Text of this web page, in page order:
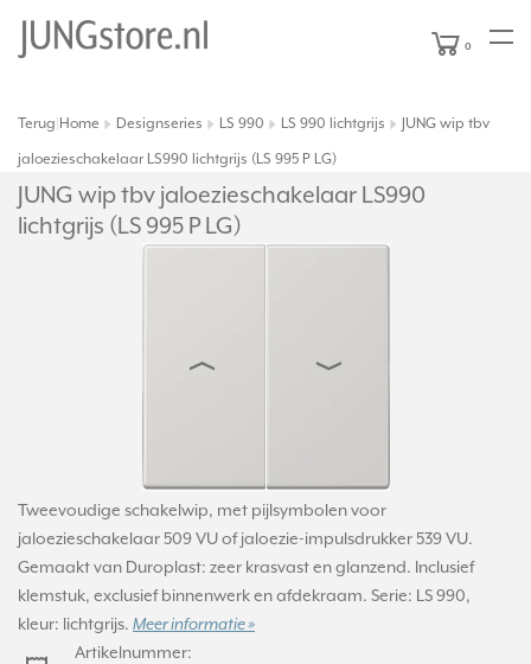
0
Terug Home Designseries LS 990 LS 990 lichtgrijs
JUNG wip tbv
jaloezieschakelaar LS990 lichtgrijs (LS 995 P LG)
JUNG wip tbv jaloezieschakelaar LS990
lichtgrijs (LS 995 P LG)
Tweevoudige schakelwip, met pijlsymbolen voor
jaloezieschakelaar 509 VU of jaloezie-impulsdrukker 539 VU.
Gemaakt van Duroplast: zeer krasvast en glanzend. Inclusief
klemstuk, exclusief binnenwerk en afdekraam. Serie: LS 990,
kleur: lichtgrijs. Meer informatie »
Artikelnummer: